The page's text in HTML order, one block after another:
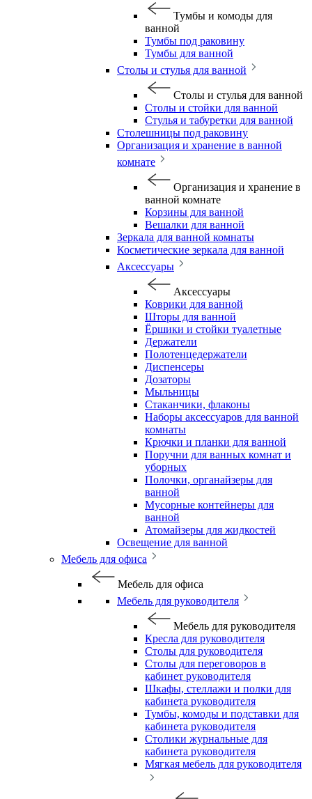
Тумбы и комоды для
ванной
Тумбы под раковину
Тумбы для ванной
Столы и стулья для ванной
Столы и стулья для ванной
Столы и стойки для ванной
Стулья и табуретки для ванной
Столешницы под раковину
Организация и хранение в ванной
комнате
Организация и хранение в
ванной комнате
Корзины для ванной
Вешалки для ванной
Зеркала для ванной комнаты
Косметические зеркала для ванной
Аксессуары
Аксессуары
Коврики для ванной
Шторы для ванной
Ёршики и стойки туалетные
Держатели
Полотенцедержатели
Диспенсеры
Дозаторы
Мыльницы
Стаканчики, флаконы
Наборы аксессуаров для ванной
комнаты
Крючки и планки для ванной
Поручни для ванных комнат и
уборных
Полочки, органайзеры для
ванной
Мусорные контейнеры для
ванной
Атомайзеры для жидкостей
Освещение для ванной
Мебель для офиса
Мебель для офиса
Мебель для руководителя
Мебель для руководителя
Кресла для руководителя
Столы для руководителя
Столы для переговоров в
кабинет руководителя
Шкафы, стеллажи и полки для
кабинета руководителя
Тумбы, комоды и подставки для
кабинета руководителя
Столики журнальные для
кабинета руководителя
Мягкая мебель для руководителя